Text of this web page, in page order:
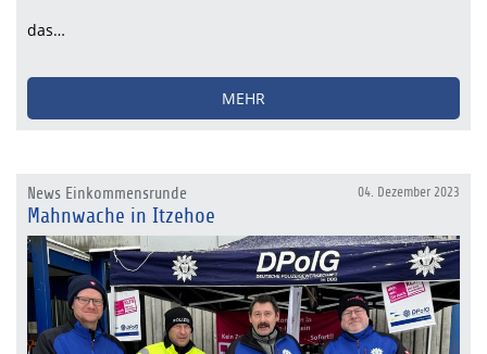
das…
MEHR
04. Dezember 2023
News Einkommensrunde
Mahnwache in Itzehoe